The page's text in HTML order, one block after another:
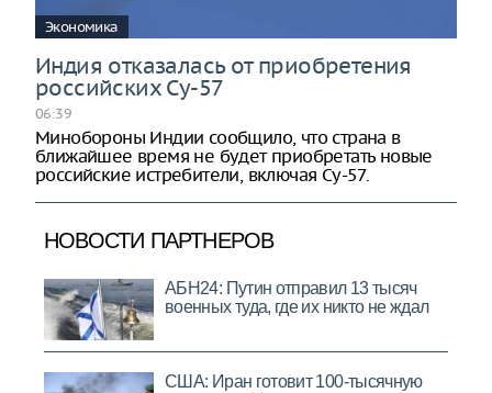
Экономика
Индия отказалась от приобретения
российских Су-57
06:39
Минобороны Индии сообщило, что страна в
ближайшее время не будет приобретать новые
российские истребители, включая Су-57.